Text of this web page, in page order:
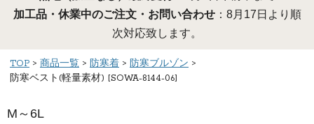
加工品・休業中のご注文・お問い合わせ：8月17日より順
次対応致します。
TOP 商品一覧 防寒着
防寒ブルゾン
防寒ベスト(軽量素材) [SOWA-8144-06]
M～6L